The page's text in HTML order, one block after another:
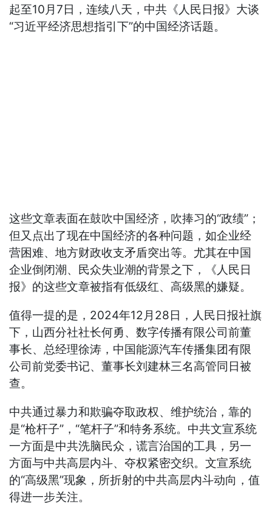
起至10月7日，连续八天，中共《人民日报》大谈
“习近平经济思想指引下”的中国经济话题。
这些文章表面在鼓吹中国经济，吹捧习的“政绩”；
但又点出了现在中国经济的各种问题，如企业经
营困难、地方财政收支矛盾突出等。尤其在中国
企业倒闭潮、民众失业潮的背景之下，《人民日
报》的这些文章被指有低级红、高级黑的嫌疑。
值得一提的是，2024年12月28日，人民日报社旗
下，山西分社社长何勇、数字传播有限公司前董
事长、总经理徐涛，中国能源汽车传播集团有限
公司前党委书记、董事长刘建林三名高管同日被
查。
中共通过暴力和欺骗夺取政权、维护统治，靠的
是“枪杆子”，“笔杆子”和特务系统。中共文宣系统
一方面是中共洗脑民众，谎言治国的工具，另一
方面与中共高层内斗、夺权紧密交织。文宣系统
的“高级黑”现象，所折射的中共高层内斗动向，值
得进一步关注。